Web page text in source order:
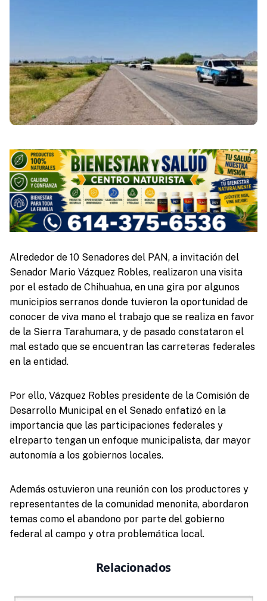
Alrededor de 10 Senadores del PAN, a invitación del
Senador Mario Vázquez Robles, realizaron una visita
por el estado de Chihuahua, en una gira por algunos
municipios serranos donde tuvieron la oportunidad de
conocer de viva mano el trabajo que se realiza en favor
de la Sierra Tarahumara, y de pasado constataron el
mal estado que se encuentran las carreteras federales
en la entidad.
Por ello, Vázquez Robles presidente de la Comisión de
Desarrollo Municipal en el Senado enfatizó en la
importancia que las participaciones federales y
elreparto tengan un enfoque municipalista, dar mayor
autonomía a los gobiernos locales.
Además ostuvieron una reunión con los productores y
representantes de la comunidad menonita, abordaron
temas como el abandono por parte del gobierno
federal al campo y otra problemática local.
Relacionados